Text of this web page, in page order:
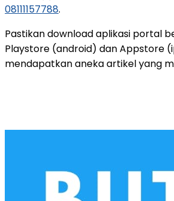
08111157788.
Pastikan download aplikasi portal
Playstore (android) dan Appstore
mendapatkan aneka artikel yang